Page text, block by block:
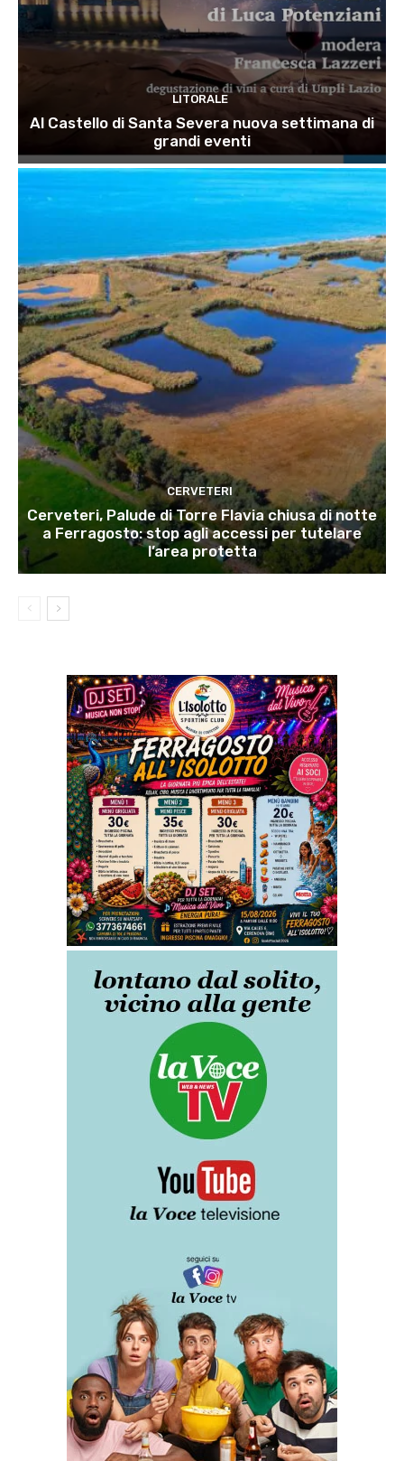
LITORALE
Al Castello di Santa Severa nuova settimana di
grandi eventi
CERVETERI
Cerveteri, Palude di Torre Flavia chiusa di notte
a Ferragosto: stop agli accessi per tutelare
l’area protetta